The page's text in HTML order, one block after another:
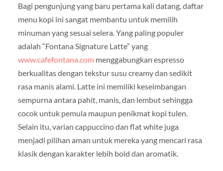
Bagi pengunjung yang baru pertama kali datang, daftar
menu kopi ini sangat membantu untuk memilih
minuman yang sesuai selera. Yang paling populer
adalah “Fontana Signature Latte” yang
www.cafefontana.com menggabungkan espresso
berkualitas dengan tekstur susu creamy dan sedikit
rasa manis alami. Latte ini memiliki keseimbangan
sempurna antara pahit, manis, dan lembut sehingga
cocok untuk pemula maupun penikmat kopi tulen.
Selain itu, varian cappuccino dan flat white juga
menjadi pilihan aman untuk mereka yang mencari rasa
klasik dengan karakter lebih bold dan aromatik.